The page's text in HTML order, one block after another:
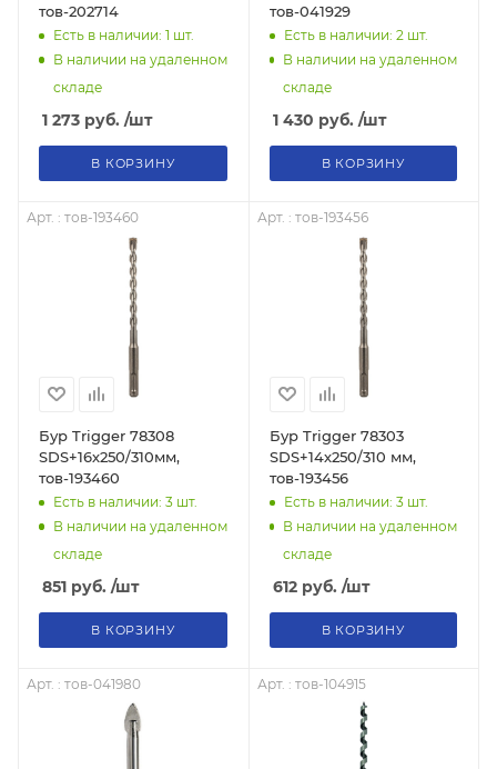
тов-202714
Есть в наличии: 1 шт.
В наличии на удаленном
складе
1 273 руб. /шт
В КОРЗИНУ
тов-041929
Есть в наличии: 2шт.
В наличии на удаленном
складе
1 430 руб. /шт
В КОРЗИНУ
Арт. : тов-193460
Бур Trigger 78308
SDS+16х250/310мм,
тов-193460
Есть в наличии: 3 шт.
В наличии на удаленном
складе
851 руб. /шт
В КОРЗИНУ
Арт. : тов-193456
Бур Trigger 78303
SDS+14х250/310 мм,
тов-193456
Есть в наличии: 3шт.
В наличии на удаленном
складе
612руб. /шт
В КОРЗИНУ
Арт. : тов-041980 Арт. : тов-104915